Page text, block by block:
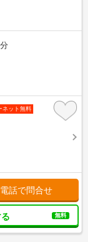
ネット無料
電話で問合せ
無料